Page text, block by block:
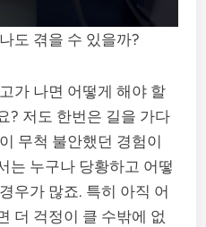
도 겪을 수 있을까?
가 나면 어떻게 해야 할
? 저도 한번은 길을 가다
무척 불안했던 경험이
는 누구나 당황하고 어떻
우가 많죠. 특히 아직 어
더 걱정이 클 수밖에 없